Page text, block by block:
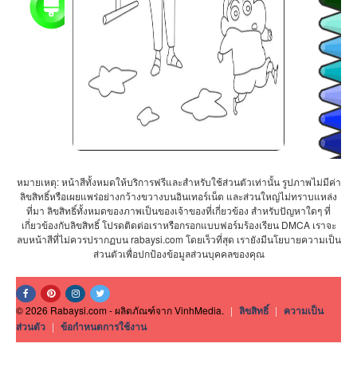
หมายเหตุ: หน้าสีทั้งหมดให้บริการฟรีและสำหรับใช้ส่วนตัวเท่านั้น รูปภาพไม่มีค่า
ลิขสิทธิ์หรือเผยแพร่อย่างกว้างขวางบนอินเทอร์เน็ต และส่วนใหญ่ไม่ทราบแหล่ง
ที่มา ลิขสิทธิ์ทั้งหมดของภาพเป็นของเจ้าของที่เกี่ยวข้อง สำหรับปัญหาใดๆ ที่
เกี่ยวข้องกับลิขสิทธิ์ โปรดติดต่อเราหรือกรอกแบบฟอร์มร้องเรียน DMCA เราจะ
ลบหน้าสีที่ไม่ควรปรากฏบน rabaysi.com โดยเร็วที่สุด เรายังมีนโยบายความเป็น
ส่วนตัวเพื่อปกป้องข้อมูลส่วนบุคคลของคุณ
© 2026 Rabaysi.com - ผลิตภัณฑ์จาก VinhMedia. | ลิขสิทธิ์ | ความเป็น
ส่วนตัว | ข้อกำหนดการใช้งาน